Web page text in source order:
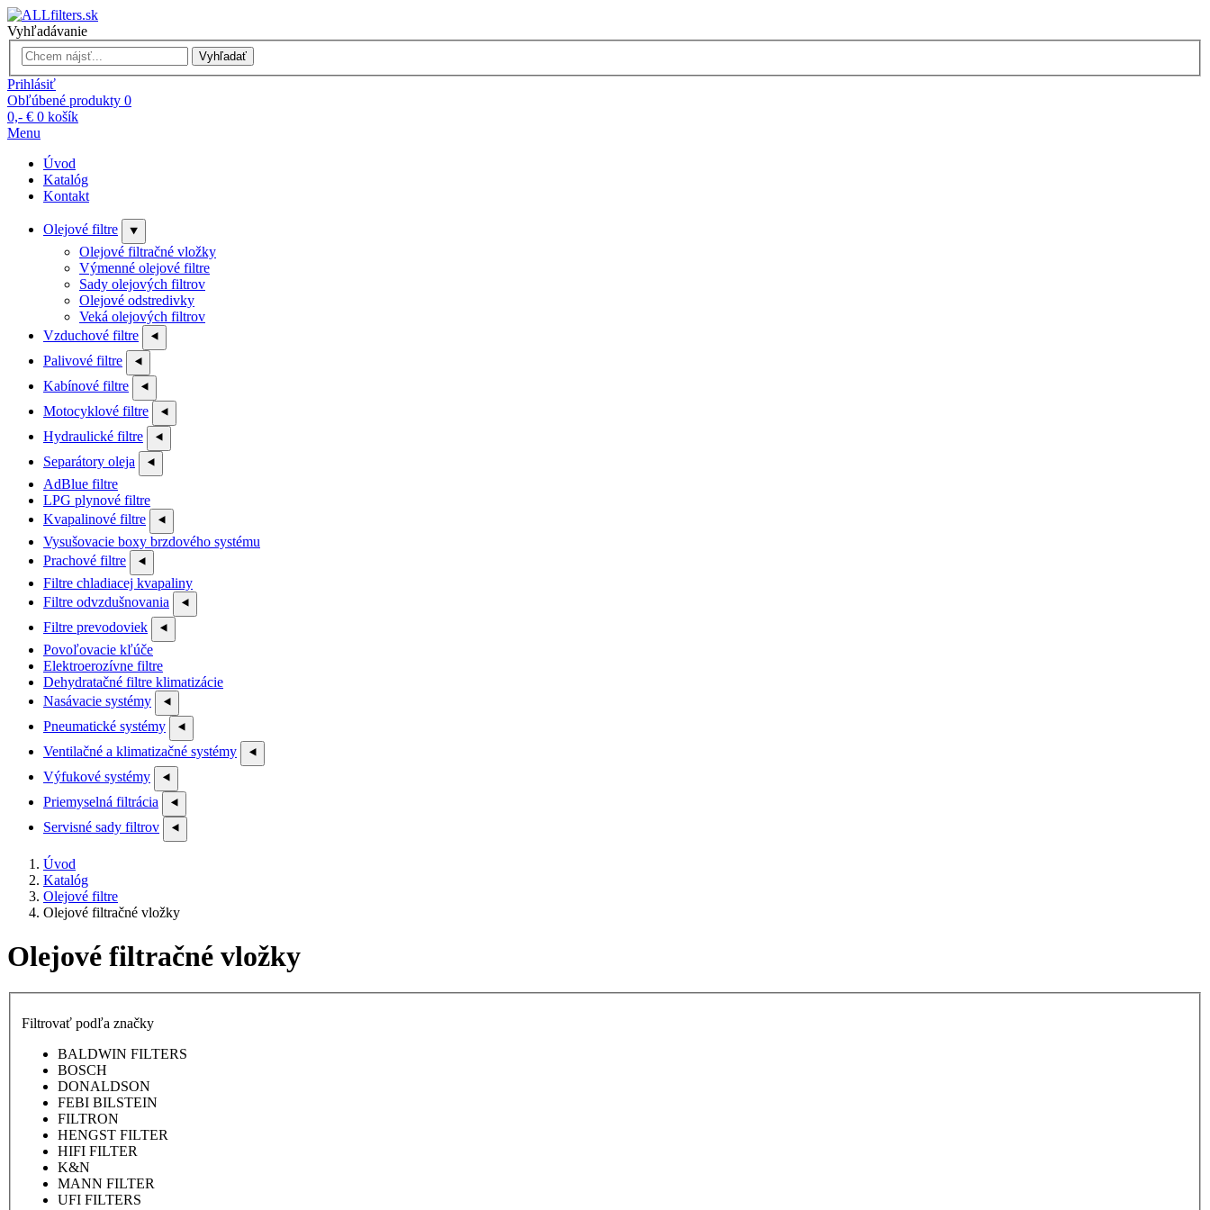
Vyhľadávanie
Vyhľadať
Prihlásiť
Obľúbené produkty 0
0,- € 0 košík
Menu
Úvod
Katalóg
Kontakt
Olejové filtre ⯆
Olejové filtračné vložky
Výmenné olejové filtre
Sady olejových filtrov
Olejové odstredivky
Veká olejových filtrov
Vzduchové filtre
⯇
Palivové filtre ⯇
Kabínové filtre ⯇
Motocyklové filtre ⯇
Hydraulické filtre ⯇
Separátory oleja ⯇
AdBlue filtre
LPG plynové filtre
Kvapalinové filtre
⯇
Vysušovacie boxy brzdového systému
Prachové filtre
⯇
Filtre chladiacej kvapaliny
Filtre odvzdušnovania
⯇
Filtre prevodoviek ⯇
Povoľovacie kľúče
Elektroerozívne filtre
Dehydratačné filtre klimatizácie
Nasávacie systémy
⯇
Pneumatické systémy ⯇
Ventilačné a klimatizačné systémy ⯇
Výfukové systémy ⯇
Priemyselná filtrácia ⯇
Servisné sady filtrov ⯇
Úvod
Katalóg
Olejové filtre
Olejové filtračné vložky
Olejové filtračné vložky
Filtrovať podľa značky
BALDWIN FILTERS
BOSCH
DONALDSON
FEBI BILSTEIN
FILTRON
HENGST FILTER
HIFI FILTER
K&N
MANN FILTER
UFI FILTERS